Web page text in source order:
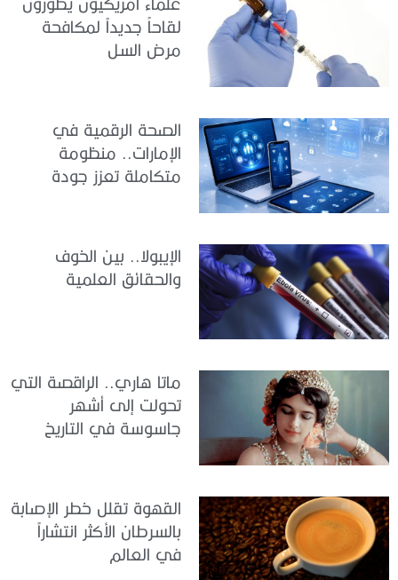
لقاحاً جديداً لمكافحة
مرض السل
الصحة الرقمية في
الإمارات.. منظومة
متكاملة تعزز جودة
الإيبولا.. بين الخوف
والحقائق العلمية
ماتا هاري.. الراقصة التي
تحولت إلى أشهر
جاسوسة في التاريخ
القهوة تقلل خطر الإصابة
بالسرطان الأكثر انتشاراً
في العالم